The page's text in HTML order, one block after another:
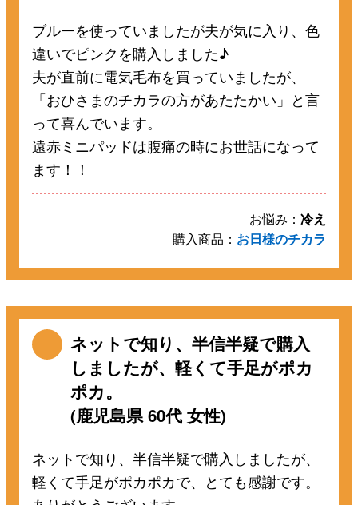
ブルーを使っていましたが夫が気に入り、色
違いでピンクを購入しました♪
夫が直前に電気毛布を買っていましたが、
「おひさまのチカラの方があたたかい」と言
って喜んでいます。
遠赤ミニパッドは腹痛の時にお世話になって
ます！！
お悩み： 冷え
購入商品： お日様のチカラ
ネットで知り、半信半疑で購入
しましたが、軽くて手足がポカ
ポカ。
(鹿児島県 60代 女性)
ネットで知り、半信半疑で購入しましたが、
軽くて手足がポカポカで、とても感謝です。